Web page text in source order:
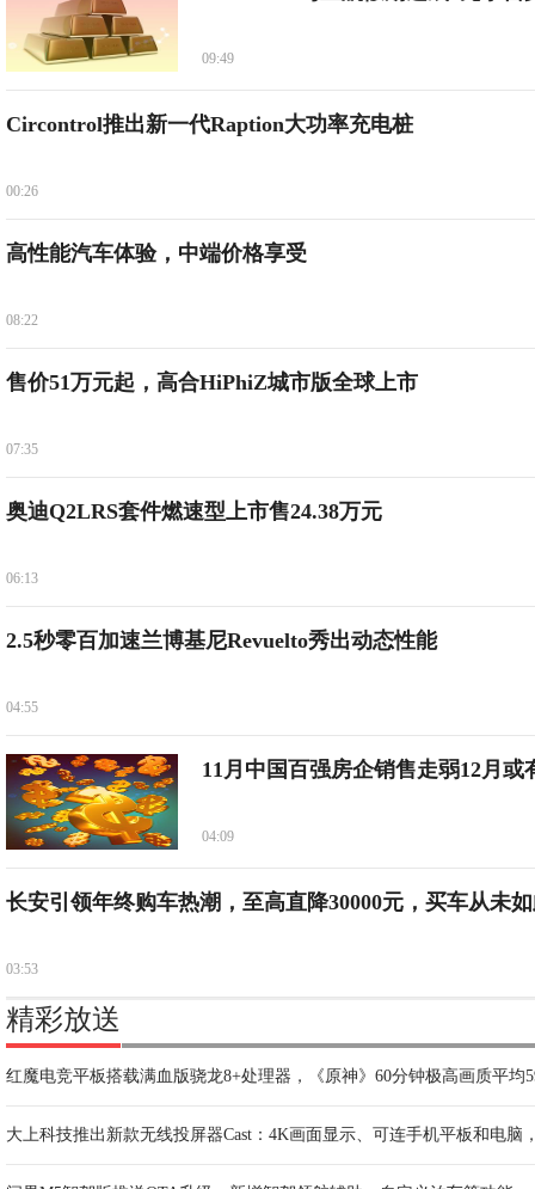
09:49
Circontrol推出新一代Raption大功率充电桩
00:26
高性能汽车体验，中端价格享受
08:22
售价51万元起，高合HiPhiZ城市版全球上市
07:35
奥迪Q2LRS套件燃速型上市售24.38万元
06:13
2.5秒零百加速兰博基尼Revuelto秀出动态性能
04:55
11月中国百强房企销售走弱12月或
04:09
长安引领年终购车热潮，至高直降30000元，买车从未
03:53
精彩放送
红魔电竞平板搭载满血版骁龙8+处理器，《原神》60分钟极高画质平均
大上科技推出新款无线投屏器Cast：4K画面显示、可连手机平板和电脑